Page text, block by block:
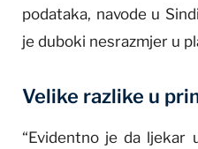
podataka, navode u
je duboki nesrazmjer u
Velike razlike u
“Evidentno je da ljekar